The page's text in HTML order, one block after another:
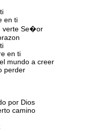
en ti
verte Se�or
en ti
mundo a creer
perder
por Dios
camino